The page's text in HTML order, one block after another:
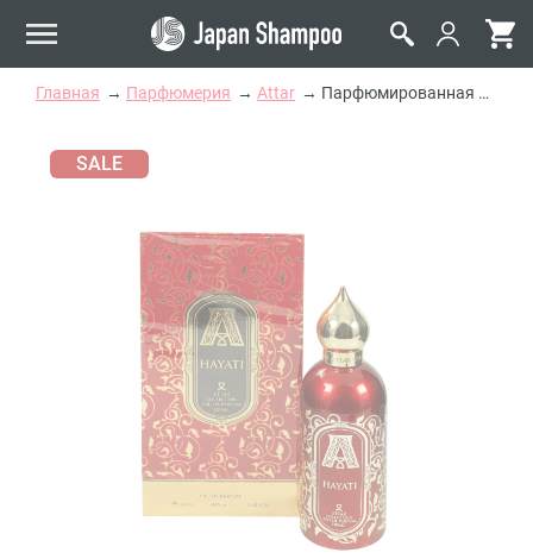
Главная Парфюмерия Attar Парфюмированная Вода Attar Collection Hayati
SALE